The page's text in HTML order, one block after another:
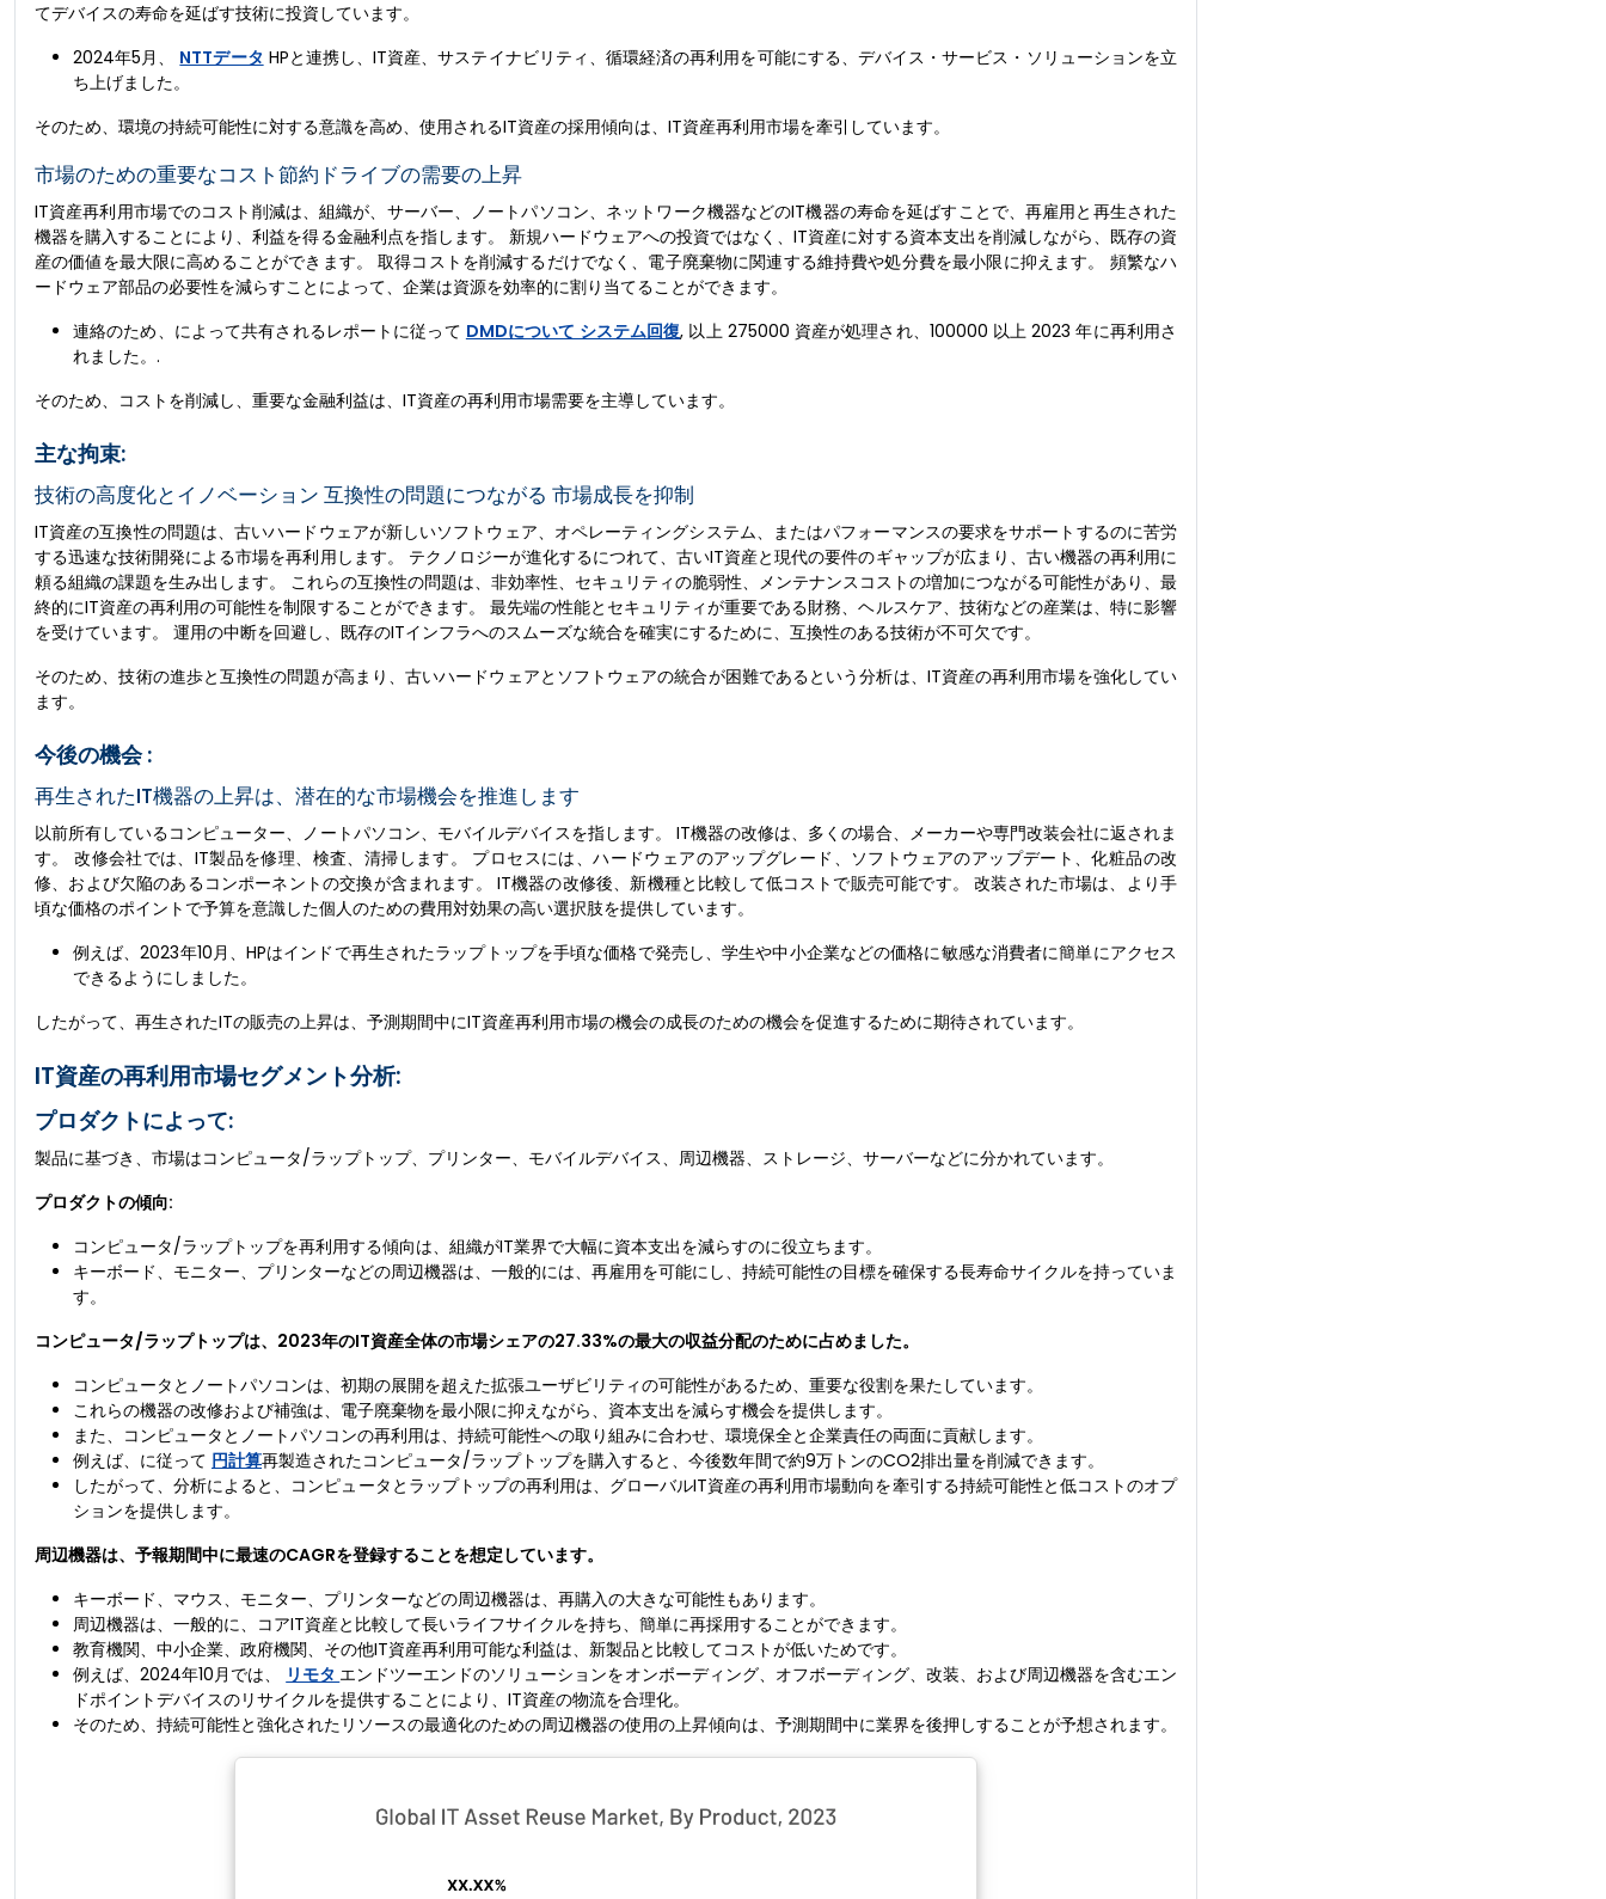
てデバイスの寿命を延ばす技術に投資しています。
2024年5月、 NTTデータ HPと連携し、IT資産、サステイナビリティ、循環経済の再利用を可能にする、デバイス・サービス・ソリューションを立
ち上げました。
そのため、環境の持続可能性に対する意識を高め、使用されるIT資産の採用傾向は、IT資産再利用市場を牽引しています。
市場のための重要なコスト節約ドライブの需要の上昇
IT資産再利用市場でのコスト削減は、組織が、サーバー、ノートパソコン、ネットワーク機器などのIT機器の寿命を延ばすことで、再雇用と再生された
機器を購入することにより、利益を得る金融利点を指します。 新規ハードウェアへの投資ではなく、IT資産に対する資本支出を削減しながら、既存の資
産の価値を最大限に高めることができます。 取得コストを削減するだけでなく、電子廃棄物に関連する維持費や処分費を最小限に抑えます。 頻繁なハ
ードウェア部品の必要性を減らすことによって、企業は資源を効率的に割り当てることができます。
連絡のため、によって共有されるレポートに従って DMDについて システム回復, 以上 275000 資産が処理され、100000 以上 2023 年に再利用さ
れました。.
そのため、コストを削減し、重要な金融利益は、IT資産の再利用市場需要を主導しています。
主な拘束:
技術の高度化とイノベーション 互換性の問題につながる 市場成長を抑制
IT資産の互換性の問題は、古いハードウェアが新しいソフトウェア、オペレーティングシステム、またはパフォーマンスの要求をサポートするのに苦労
する迅速な技術開発による市場を再利用します。 テクノロジーが進化するにつれて、古いIT資産と現代の要件のギャップが広まり、古い機器の再利用に
頼る組織の課題を生み出します。 これらの互換性の問題は、非効率性、セキュリティの脆弱性、メンテナンスコストの増加につながる可能性があり、最
終的にIT資産の再利用の可能性を制限することができます。 最先端の性能とセキュリティが重要である財務、ヘルスケア、技術などの産業は、特に影響
を受けています。 運用の中断を回避し、既存のITインフラへのスムーズな統合を確実にするために、互換性のある技術が不可欠です。
そのため、技術の進歩と互換性の問題が高まり、古いハードウェアとソフトウェアの統合が困難であるという分析は、IT資産の再利用市場を強化してい
ます。
今後の機会 :
再生されたIT機器の上昇は、潜在的な市場機会を推進します
以前所有しているコンピューター、ノートパソコン、モバイルデバイスを指します。 IT機器の改修は、多くの場合、メーカーや専門改装会社に返されま
す。 改修会社では、IT製品を修理、検査、清掃します。 プロセスには、ハードウェアのアップグレード、ソフトウェアのアップデート、化粧品の改
修、および欠陥のあるコンポーネントの交換が含まれます。 IT機器の改修後、新機種と比較して低コストで販売可能です。 改装された市場は、より手
頃な価格のポイントで予算を意識した個人のための費用対効果の高い選択肢を提供しています。
例えば、2023年10月、HPはインドで再生されたラップトップを手頃な価格で発売し、学生や中小企業などの価格に敏感な消費者に簡単にアクセス
できるようにしました。
したがって、再生されたITの販売の上昇は、予測期間中にIT資産再利用市場の機会の成長のための機会を促進するために期待されています。
IT資産の再利用市場セグメント分析:
プロダクトによって:
製品に基づき、市場はコンピュータ/ラップトップ、プリンター、モバイルデバイス、周辺機器、ストレージ、サーバーなどに分かれています。
プロダクトの傾向:
コンピュータ/ラップトップを再利用する傾向は、組織がIT業界で大幅に資本支出を減らすのに役立ちます。
キーボード、モニター、プリンターなどの周辺機器は、一般的には、再雇用を可能にし、持続可能性の目標を確保する長寿命サイクルを持っていま
す。
コンピュータ/ラップトップは、2023年のIT資産全体の市場シェアの27.33%の最大の収益分配のために占めました。
コンピュータとノートパソコンは、初期の展開を超えた拡張ユーザビリティの可能性があるため、重要な役割を果たしています。
これらの機器の改修および補強は、電子廃棄物を最小限に抑えながら、資本支出を減らす機会を提供します。
また、コンピュータとノートパソコンの再利用は、持続可能性への取り組みに合わせ、環境保全と企業責任の両面に貢献します。
例えば、に従って 円計算再製造されたコンピュータ/ラップトップを購入すると、今後数年間で約9万トンのCO2排出量を削減できます。
したがって、分析によると、コンピュータとラップトップの再利用は、グローバルIT資産の再利用市場動向を牽引する持続可能性と低コストのオプ
ションを提供します。
周辺機器は、予報期間中に最速のCAGRを登録することを想定しています。
キーボード、マウス、モニター、プリンターなどの周辺機器は、再購入の大きな可能性もあります。
周辺機器は、一般的に、コアIT資産と比較して長いライフサイクルを持ち、簡単に再採用することができます。
教育機関、中小企業、政府機関、その他IT資産再利用可能な利益は、新製品と比較してコストが低いためです。
例えば、2024年10月では、
リモタ エンドツーエンドのソリューションをオンボーディング、オフボーディング、改装、および周辺機器を含むエン
ドポイントデバイスのリサイクルを提供することにより、IT資産の物流を合理化。
そのため、持続可能性と強化されたリソースの最適化のための周辺機器の使用の上昇傾向は、予測期間中に業界を後押しすることが予想されます。